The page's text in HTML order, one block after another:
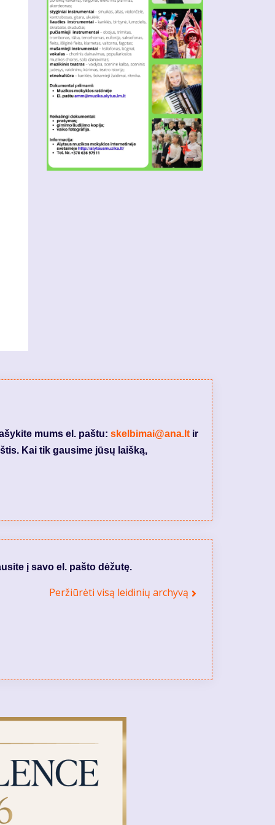
mums el. paštu: skelbimai@ana.ltir
Kai tik gausime jūsų laišką,
į savo el. pašto dėžutę.
Peržiūrėti visą leidinių archyvą